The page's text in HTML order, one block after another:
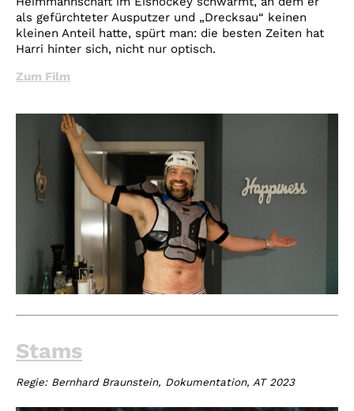
als gefürchteter Ausputzer und „Drecksau“ keinen
kleinen Anteil hatte, spürt man: die besten Zeiten hat
Harri hinter sich, nicht nur optisch.
Zum Film
Stams
Regie: Bernhard Braunstein, Dokumentation, AT 2023